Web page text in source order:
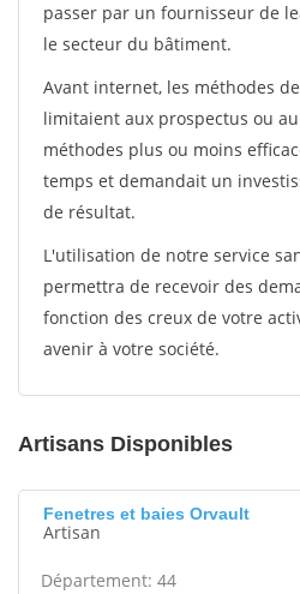
passer par un fournisseur de
le secteur du bâtiment.
Avant internet, les méthodes
limitaient aux prospectus ou
méthodes plus ou moins
temps et demandait un
de résultat.
L'utilisation de notre service
permettra de recevoir des
fonction des creux de votre
avenir à votre société.
Artisans Disponibles
Fenetres et baies Orvault
Artisan
Département: 44